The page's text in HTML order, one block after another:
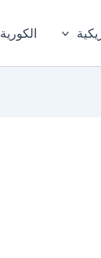
الكورية